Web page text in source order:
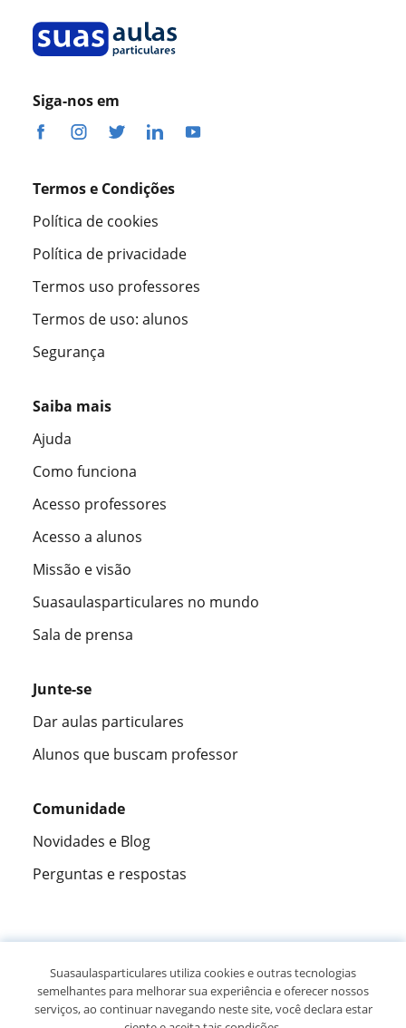
Siga-nos em
Termos e Condições
Política de cookies
Política de privacidade
Termos uso professores
Termos de uso: alunos
Segurança
Saiba mais
Ajuda
Como funciona
Acesso professores
Acesso a alunos
Missão e visão
Suasaulasparticulares no mundo
Sala de prensa
Junte-se
Dar aulas particulares
Alunos que buscam professor
Comunidade
Novidades e Blog
Perguntas e respostas
305915opiniões de alunos
Suasaulasparticulares utiliza cookies e outras tecnologias
semelhantes para melhorar sua experiência e oferecer nossos
serviços, ao continuar navegando neste site, você declara estar